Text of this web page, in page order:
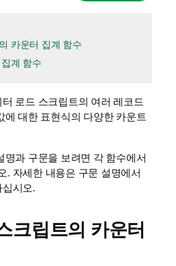
카운터 집계 함수
계 함수
로드 스크립트의 여러 레코드
에 대한 표현식의 다양한 카운트
명과 구문을 보려면 각 함수에서
. 자세한 내용은 구문 설명에서
시오.
크립트의 카운터